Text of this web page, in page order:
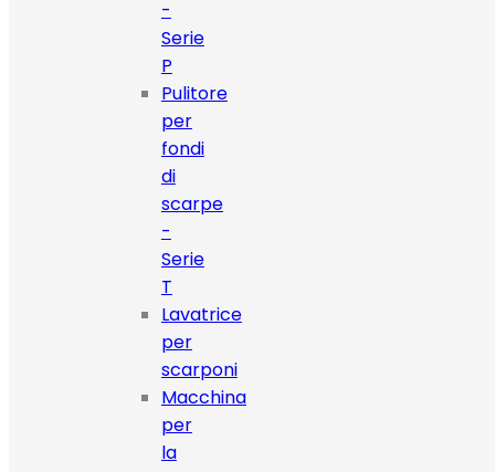
-
Serie
P
Pulitore
per
fondi
di
scarpe
-
Serie
T
Lavatrice
per
scarponi
Macchina
per
la